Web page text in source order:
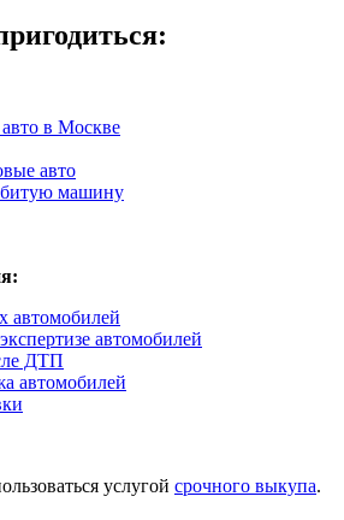
в Москве
авто
битую машину
автомобилей
автомобилей
ДТП
автомобилей
услугой срочного выкупа.